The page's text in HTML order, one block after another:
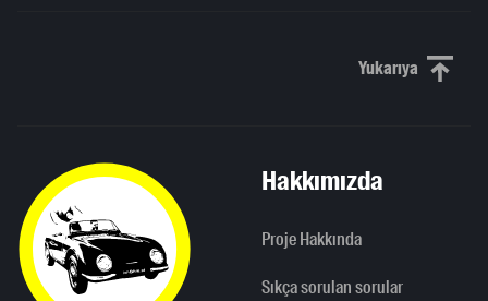
YukarıyaYukarı
Hakkımızda
Proje Hakkında
Sıkça sorulan sorular